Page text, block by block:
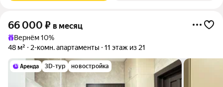
66 000 ₽ в месяц
Вернём 10%
48 м²
2-комн. апартаменты 11 этаж из 21
3D-тур новостройка